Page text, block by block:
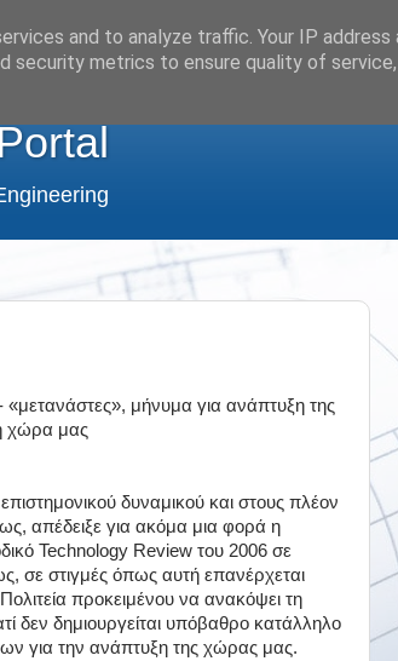
«μετανάστες», μήνυμα για ανάπτυξη της
χώρα μας
δυναμικού και στους πλέον
απέδειξε για ακόμα μια φορά η
Technology Review του 2006 σε
σε στιγμές όπως αυτή επανέρχεται
προκειμένου να ανακόψει τη
δεν δημιουργείται υπόβαθρο κατάλληλο
για την ανάπτυξη της χώρας μας.
and to analyze traffic. Your IP address
security metrics to ensure quality of